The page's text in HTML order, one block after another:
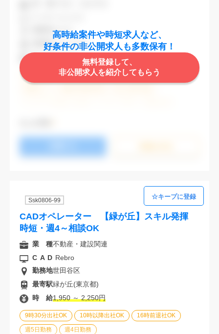
高時給案件や時短求人など、
好条件の非公開求人も多数保有！
無料登録して、
非公開求人を紹介してもらう
土日祝休み (土日祝がすべて休日である仕事)
勤務地渋谷区
最寄駅渋谷,表参道
Ssk0806-99
CADオペレーター 【緑が丘】スキル発揮
時短・週4～相談OK
9時30分出社OK 10時以降出社OK 16時前退社OK
週5日勤務 週4日勤務
業 種不動産・建設関連
CAD Rebro
勤務地世田谷区
最寄駅緑が丘(東京都)
時 給1,950 ～ 2,250円